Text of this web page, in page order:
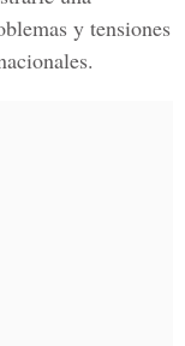
y tensiones